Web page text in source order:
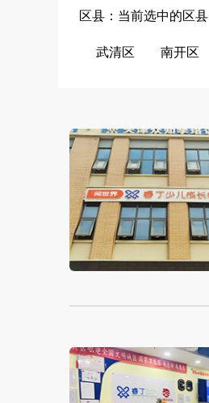
区县：当前选中的区县
武清区 南开区